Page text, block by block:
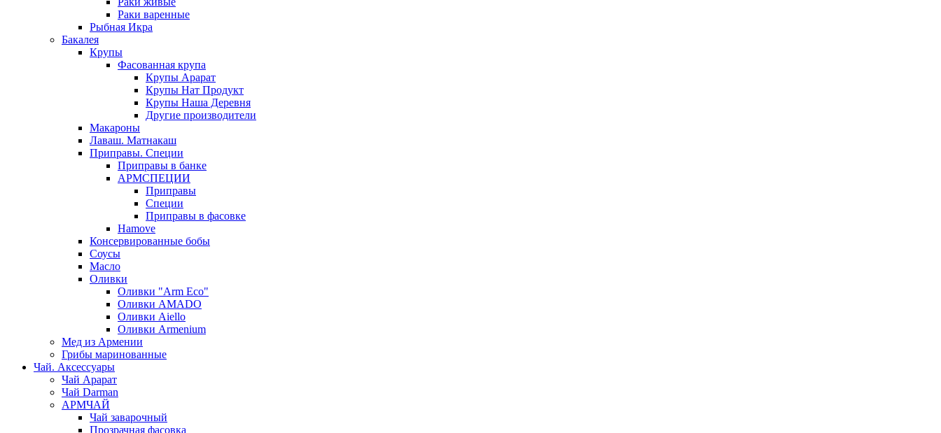
Раки варенные
Рыбная Икра
Бакалея
Крупы
Фасованная крупа
Крупы Арарат
Крупы Нат Продукт
Крупы Наша Деревня
Другие производители
Макароны
Лаваш. Матнакаш
Приправы. Специи
Приправы в банке
АРМСПЕЦИИ
Приправы
Специи
Приправы в фасовке
Hamove
Консервированные бобы
Соусы
Масло
Оливки
Оливки "Arm Eco"
Оливки AMADO
Оливки Aiello
Оливки Armenium
Мед из Армении
Грибы маринованные
Чай. Аксессуары
Чай Арарат
Чай Darman
АРМЧАЙ
Чай заварочный
Прозрачная фасовка